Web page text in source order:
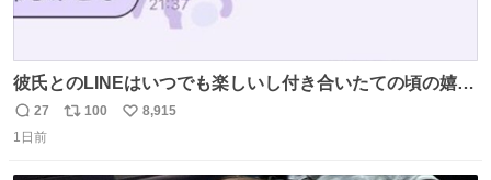
彼氏とのLINEはいつでも楽しいし付き合いたての頃の嬉し
かったLINEは無限にあるけど(同棲前は1日で各50通くらい
送りあってたし)最近嬉しかったのはこれ
返
信
27
リ
100
い
8,915
1日前